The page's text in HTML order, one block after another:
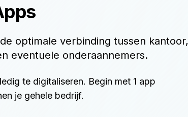
optimale verbinding tussen kantoor,
eventuele onderaannemers.
te digitaliseren. Begin met 1 app
je gehele bedrijf.